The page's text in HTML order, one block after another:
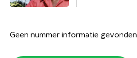
Geen nummer informatie gevonden